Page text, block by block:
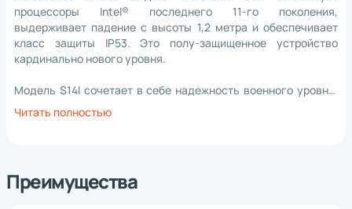
процессоры Intel® последнего 11-го поколения,
выдерживает падение с высоты 1,2 метра и обеспечивает
класс защиты IP53. Это полу-защищенное устройство
кардинально нового уровня.
Модель S14I сочетает в себе надежность военного уровня,
функциональность для полевых работников, высокую
производительность вычислений и длительное время
— это лучшее в своем классе устройство для работы в
Читать полностью
Преимущества